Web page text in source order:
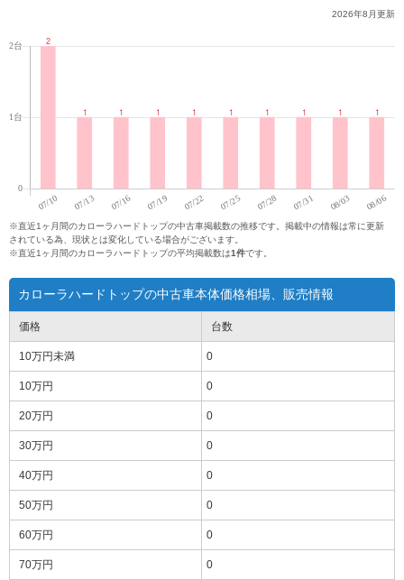
2026年8月更新
※直近1ヶ月間のカローラハードトップの中古車掲載数の推移です。掲載中の情報は常に更新
されている為、現状とは変化している場合がございます。
※直近1ヶ月間のカローラハードトップの平均掲載数は1件です。
カローラハードトップの中古車本体価格相場、販売情報
価格
10万円未満
10万円
20万円
30万円
40万円
50万円
60万円
70万円
台数
0
0
0
0
0
0
0
0